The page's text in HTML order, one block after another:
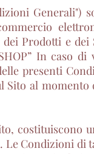
Generali")
Prodotti e
In caso
presenti
al
costituiscono
Condizioni